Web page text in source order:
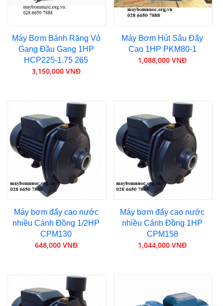
Máy Bơm Bánh Răng Vỏ
Gang Đầu Gang 1HP
HCP225-1.75 265
3,150,000 VNĐ
Máy Bơm Hút Sâu Đẩy
Cao 1HP PKM80-1
1,088,000 VNĐ
Máy bơm đẩy cao nước
nhiều Cánh Đồng 1/2HP
CPM130
648,000 VNĐ
Máy bơm đẩy cao nước
nhiều Cánh Đồng 1HP
CPM158
1,044,000 VNĐ